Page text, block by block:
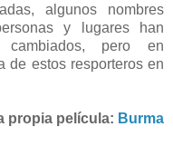
algunos nombres
y lugares han
cambiados, pero en
de estos resporteros en
propia película: Burma